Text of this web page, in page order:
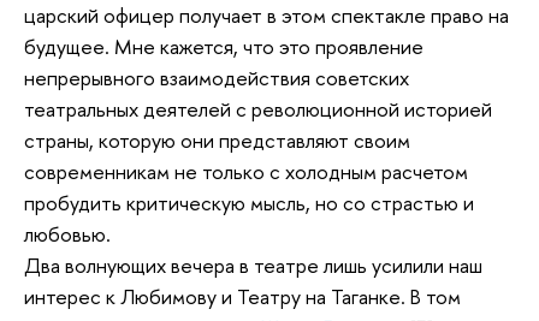
царский офицер получает в этом спектакле право на
будущее. Мне кажется, что это проявление
непрерывного взаимодействия советских
театральных деятелей с революционной историей
страны, которую они представляют своим
современникам не только с холодным расчетом
пробудить критическую мысль, но со страстью и
любовью.
Два волнующих вечера в театре лишь усилили наш
интерес к Любимову и Театру на Таганке. В том